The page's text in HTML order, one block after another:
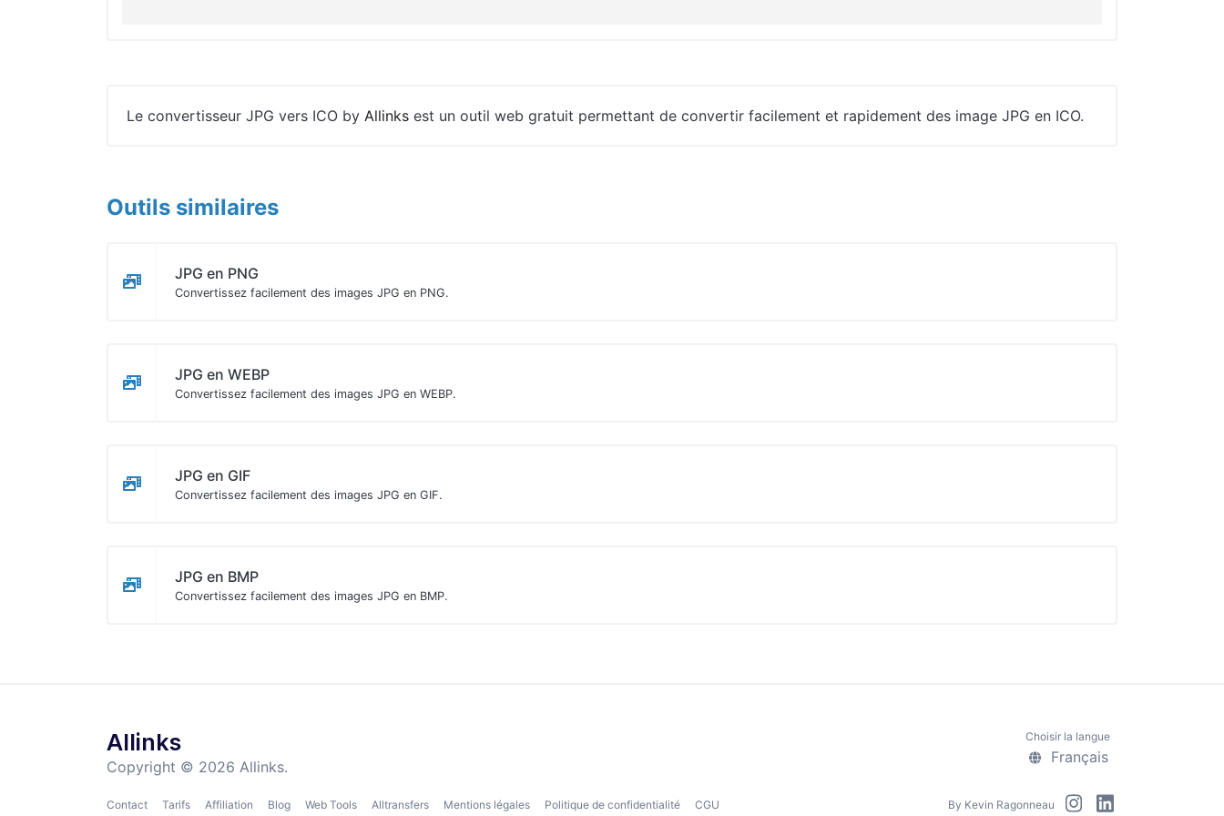
Le convertisseur JPG vers ICO by Allinks est un outil web gratuit permettant de convertir facilement et rapidement des image JPG en ICO.
Outils similaires
JPG en PNG
Convertissez facilement des images JPG en PNG.
JPG en WEBP
Convertissez facilement des images JPG en WEBP.
JPG en GIF
Convertissez facilement des images JPG en GIF.
JPG en BMP
Convertissez facilement des images JPG en BMP.
Allinks
Copyright © 2026 Allinks.
Choisir la langue
Français
Contact Tarifs Affiliation Blog Web Tools Alltransfers Mentions légales Politique de confidentialité CGU By Kevin Ragonneau